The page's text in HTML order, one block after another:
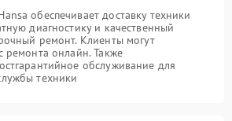
обеспечивает доставку техники
диагностику и качественный
ремонт. Клиенты могут
ремонта онлайн. Также
обслуживание для
техники